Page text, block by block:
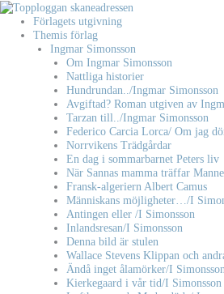
Hoppa
innehåll
Förlagets utgivning
Themis förlag
Ingmar Simonsson
Om Ingmar Simonsson
Nattliga historier
Hundrundan../Ingmar Simonsson
Avgiftad? Roman utgiven av
Tarzan till../Ingmar Simonsson
Federico Carcia Lorca/ Om jag
Norrvikens Trädgårdar
En dag i sommarbarnet Peters liv
När Sannas mamma träffar Manne
Fransk-algeriern Albert Camus
Människans möjligheter…/I
Antingen eller /I Simonsson
Inlandsresan/I Simonsson
Denna bild är stulen
Wallace Stevens Klippan och
Ändå inget ålamörker/I
Kierkegaard i vår tid/I Simonsson